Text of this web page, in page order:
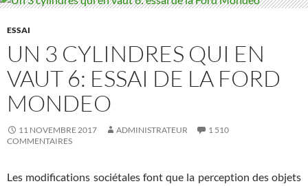
ESSAI
UN 3 CYLINDRES QUI EN
VAUT 6: ESSAI DE LA FORD
MONDEO
11 NOVEMBRE 2017 ADMINISTRATEUR
1 510
COMMENTAIRES
Les modifications sociétales font que la perception des objets